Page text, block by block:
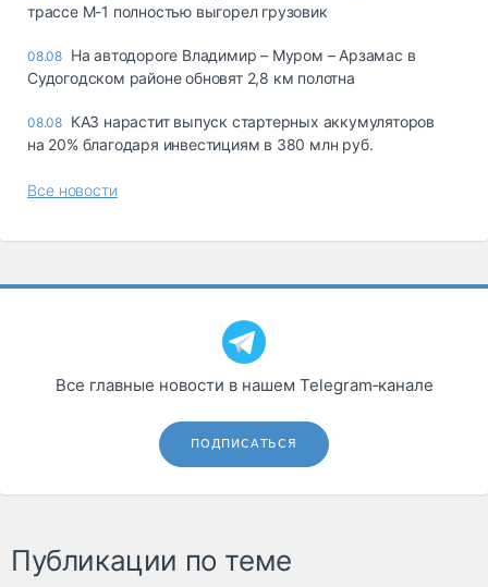
трассе М-1 полностью выгорел грузовик
08.08 На автодороге Владимир – Муром – Арзамас в
Судогодском районе обновят 2,8 км полотна
08.08 КАЗ нарастит выпуск стартерных аккумуляторов
на 20% благодаря инвестициям в 380 млн руб.
Все новости
Все главные новости в нашем Telegram‑канале
ПОДПИСАТЬСЯ
Публикации по теме